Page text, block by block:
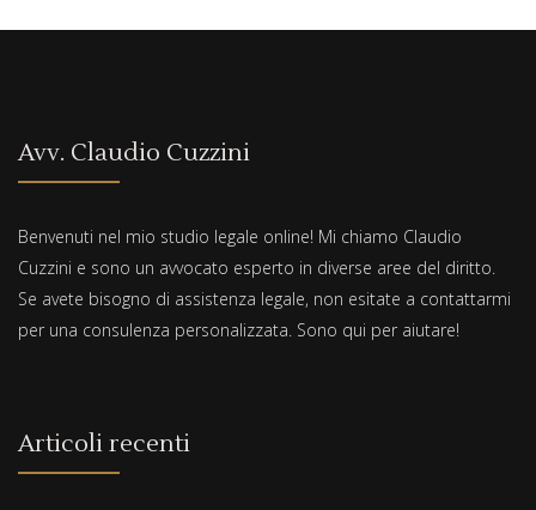
Avv. Claudio Cuzzini
Benvenuti nel mio studio legale online! Mi chiamo Claudio
Cuzzini e sono un avvocato esperto in diverse aree del diritto.
Se avete bisogno di assistenza legale, non esitate a contattarmi
per una consulenza personalizzata. Sono qui per aiutare!
Articoli recenti